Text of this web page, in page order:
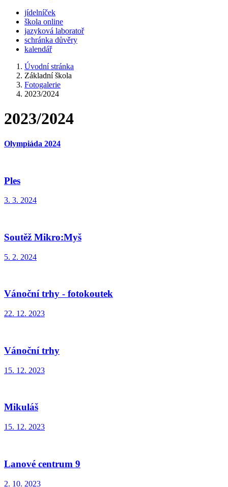
jídelníček
škola online
jazyková laboratoř
schránka důvěry
kalendář
Úvodní stránka
Základní škola
Fotogalerie
2023/2024
2023/2024
Olympiáda 2024
Ples
3. 3. 2024
Soutěž Mikro:Myš
5. 2. 2024
Vánoční trhy - fotokoutek
22. 12. 2023
Vánoční trhy
15. 12. 2023
Mikuláš
15. 12. 2023
Lanové centrum 9
2. 10. 2023